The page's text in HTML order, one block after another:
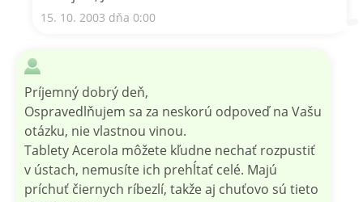
15. 10. 2003 dňa 0:00
Príjemný dobrý deň,
Ospravedlňujem sa za neskorú odpoveď na Vašu
otázku, nie vlastnou vinou.
Tablety Acerola môžete kľudne nechať rozpustiť
v ústach, nemusíte ich prehĺtať celé. Majú
príchuť čiernych ríbezlí, takže aj chuťovo sú tieto